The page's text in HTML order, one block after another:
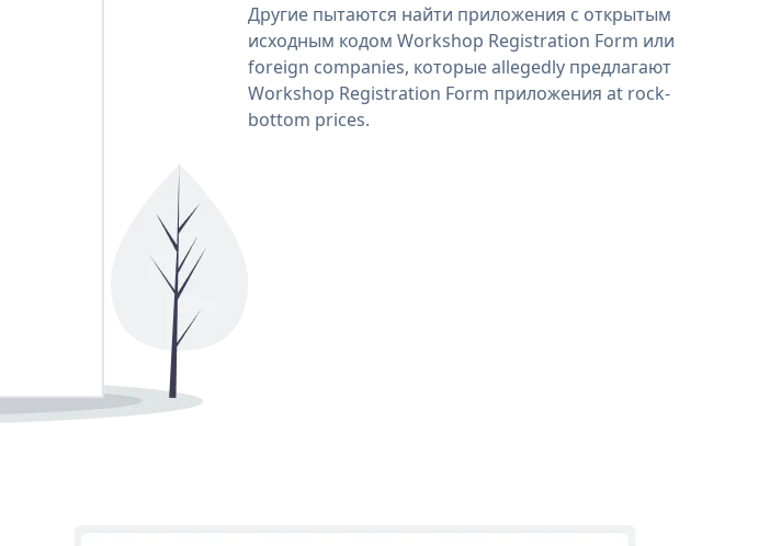
Другие пытаются найти приложения с открытым
исходным кодом Workshop Registration Form или
foreign companies, которые allegedly предлагают
Workshop Registration Form приложения at rock-
bottom prices.